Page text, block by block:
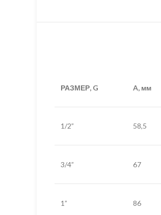
РАЗМЕР, G A, мм
1/2” 58,5
3/4” 67
1” 86